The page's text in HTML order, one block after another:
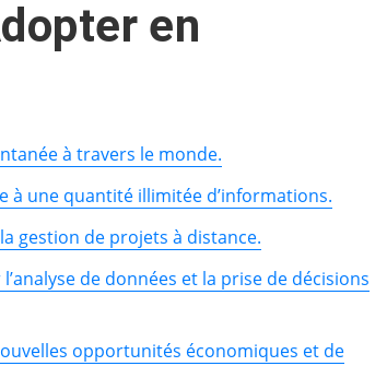
en
à travers le monde.
à une quantité illimitée d’informations.
gestion de projets à distance.
de données et la prise de décisions
opportunités économiques et de